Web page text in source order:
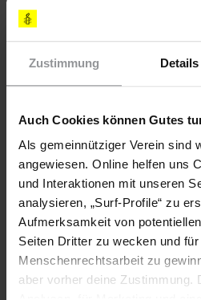
Zustimmung Details
Auch Cookies können Gutes
Als gemeinnütziger Verein sind
angewiesen. Online helfen uns
und Interaktionen mit unseren
analysieren, „Surf-Profile“ zu
Aufmerksamkeit von
Seiten Dritter zu wecken und
Menschenrechtsarbeit zu
aber vorher deine Zustimmung.
Während der Krieg in der
russische Regierung weiterhin
Austausch ausgerichteten
Anfang April löschte das
von Amnesty International, Human
nicht mehr handlungsfähig sind.
Böll-Stiftung sogar zu einer
Organisation erklärt.
Es kommt nun darauf an, die in
Zusammenarbeit mit unseren